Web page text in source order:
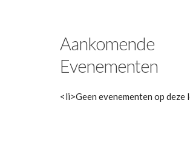
Aankomende
Evenementen
<li>Geen evenementen op